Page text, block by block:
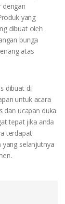
dengan
yang
dibuat oleh
bunga
atas
dibuat di
untuk acara
dan ucapan duka
tepat jika anda
terdapat
yang selanjutnya